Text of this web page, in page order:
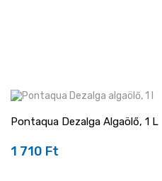
Pontaqua Dezalga Algaölő, 1 L
Ár
1 710 Ft